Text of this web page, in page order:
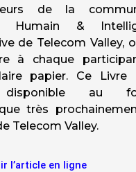
de la
Humain &
de Telecom Valley,
à chaque
papier. Ce Livre
au
très
Telecom Valley.
l’article en ligne